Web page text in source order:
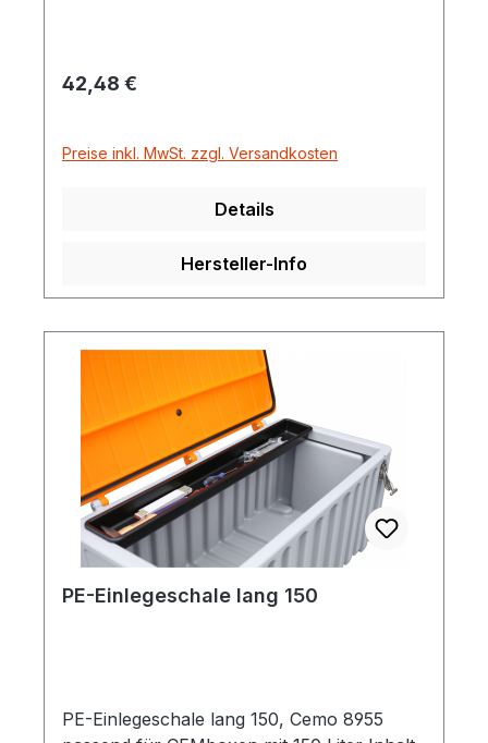
Regulärer Preis:
42,48 €
Preise inkl. MwSt. zzgl. Versandkosten
Details
Hersteller-Info
PE-Einlegeschale lang 150
PE-Einlegeschale lang 150, Cemo 8955